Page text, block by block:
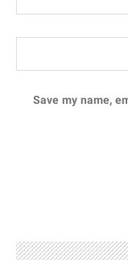
Save my name,